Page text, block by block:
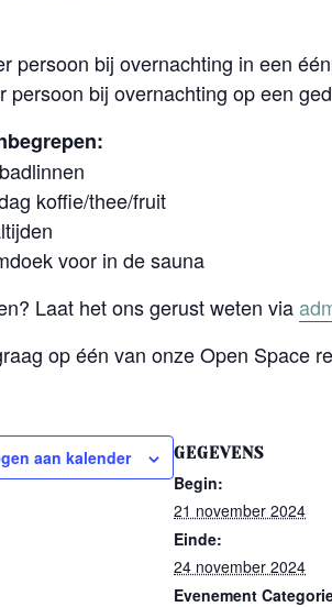
persoon bij overnachting in een
persoon bij overnachting op een
koffie/thee/fruit
voor in de sauna
Laat het ons gerust weten via
op één van onze Open Space
aan kalender GEGEVENS
Begin:
21 november 2024
Einde:
24 november 2024
Evenement